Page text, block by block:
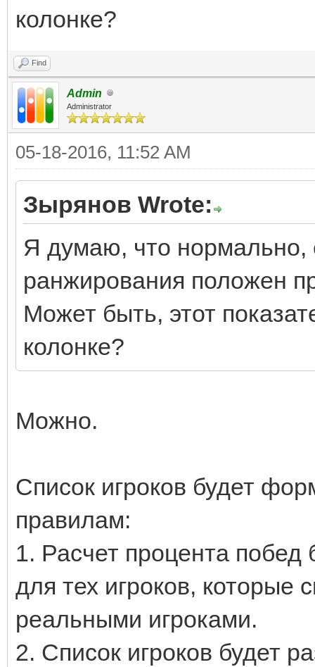
колонке?
Find
Admin
Administrator
05-18-2016, 11:52 AM
Зырянов Wrote:
Я думаю, что нормально,
ранжирования положен
Может быть, этот
колонке?
Можно.
Список игроков будет
правилам:
1. Расчет процента побед
для тех игроков, которые
реальными игроками.
2. Список игроков будет